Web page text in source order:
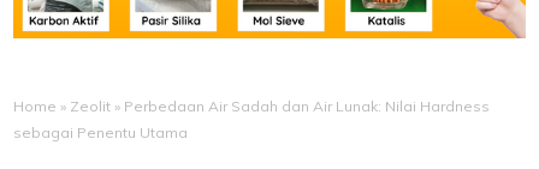
Home » Zeolit » Perbedaan Air Sadah dan Air Lunak: Nilai Hardness
sebagai Penentu Utama